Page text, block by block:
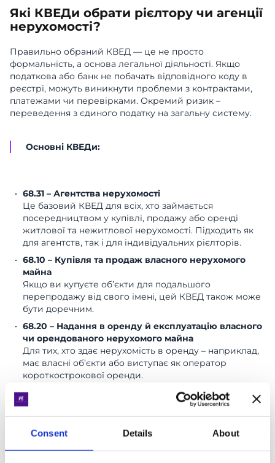
Consent Details About
Які КВЕДи обрати рієлтору чи агенції
нерухомості?
Правильно обраний КВЕД — це не просто
формальність, а основа легальної діяльності. Якщо
податкова або банк не побачать відповідного коду в
реєстрі, можуть виникнути проблеми з контрактами,
платежами чи перевірками. Окремий ризик –
переведення з єдиного податку на загальну систему.
Основні КВЕДи:
68.31 – Агентства нерухомості
Це базовий КВЕД для всіх, хто займається
посередництвом у купівлі, продажу або оренді
житлової та нежитлової нерухомості. Підходить як
для агентств, так і для індивідуальних рієлторів.
68.10 – Купівля та продаж власного нерухомого
майна
Якщо ви купуєте об’єкти для подальшого
перепродажу від свого імені, цей КВЕД також може
бути доречним.
68.20 – Надання в оренду й експлуатацію власного
чи орендованого нерухомого майна
Для тих, хто здає нерухомість в оренду – наприклад,
має власні об’єкти або виступає як оператор
короткострокової оренди.
Додаткові КВЕДи: